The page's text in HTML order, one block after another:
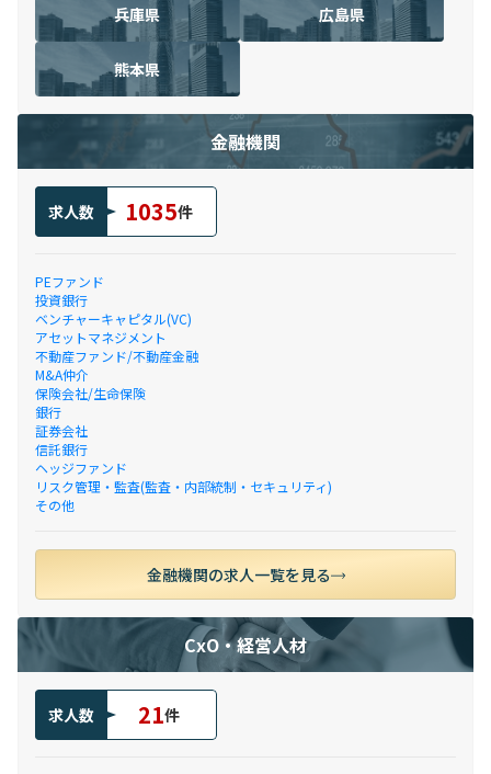
兵庫県 広島県
熊本県
金融機関
求人数 1035件
PEファンド
投資銀行
ベンチャーキャピタル(VC)
アセットマネジメント
不動産ファンド/不動産金融
M&A仲介
保険会社/生命保険
銀行
証券会社
信託銀行
ヘッジファンド
リスク管理・監査(監査・内部統制・セキュリティ)
その他
金融機関の求人一覧を見る
CxO・経営人材
求人数 21件